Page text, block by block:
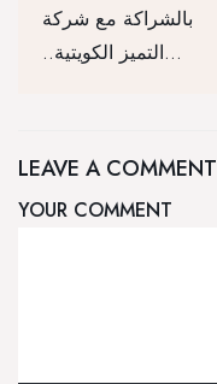
بالشراكة مع شركة
التميز الكويتية..
مع سلسلة فنادق
LEAVE A COMMENT
YOUR COMMENT